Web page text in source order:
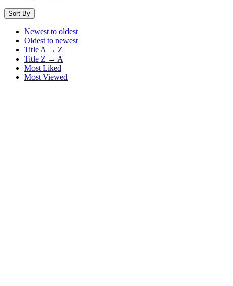
Sort By
Newest to oldest
Oldest to newest
Title A → Z
Title Z → A
Most Liked
Most Viewed